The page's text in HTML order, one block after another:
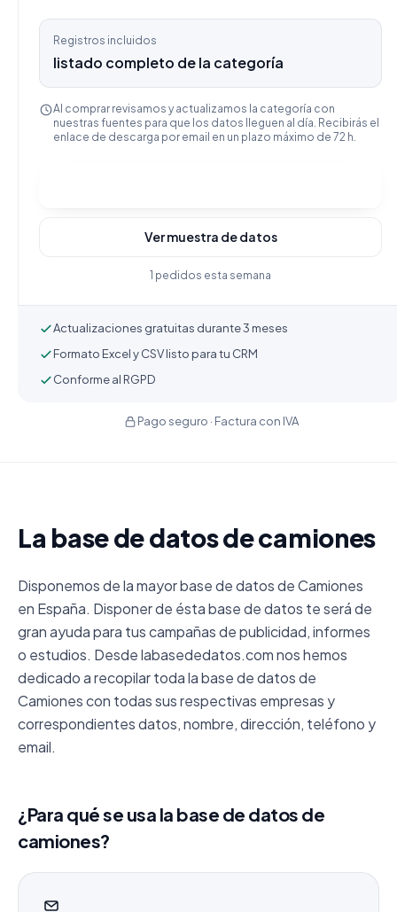
Registros incluidos
listado completo de la categoría
Al comprar revisamos y actualizamos la categoría con
nuestras fuentes para que los datos lleguen al día. Recibirás el
enlace de descarga por email en un plazo máximo de 72 h.
Ver muestra de datos
1 pedidos esta semana
Actualizaciones gratuitas durante 3 meses
Formato Excel y CSV listo para tu CRM
Conforme al RGPD
Pago seguro · Factura con IVA
La base de datos de camiones
Disponemos de la mayor base de datos de Camiones
en España. Disponer de ésta base de datos te será de
gran ayuda para tus campañas de publicidad, informes
o estudios. Desde labasededatos.com nos hemos
dedicado a recopilar toda la base de datos de
Camiones con todas sus respectivas empresas y
correspondientes datos, nombre, dirección, teléfono y
email.
¿Para qué se usa la base de datos de
camiones?